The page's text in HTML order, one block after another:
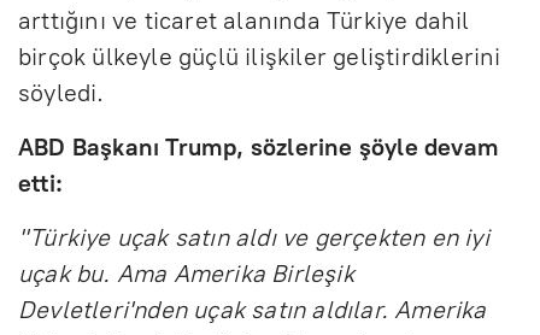
arttığını ve ticaret alanında Türkiye dahil
birçok ülkeyle güçlü ilişkiler geliştirdiklerini
söyledi.
ABD Başkanı Trump, sözlerine şöyle devam
etti:
"Türkiye uçak satın aldı ve gerçekten en iyi
uçak bu. Ama Amerika Birleşik
Devletleri'nden uçak satın aldılar. Amerika